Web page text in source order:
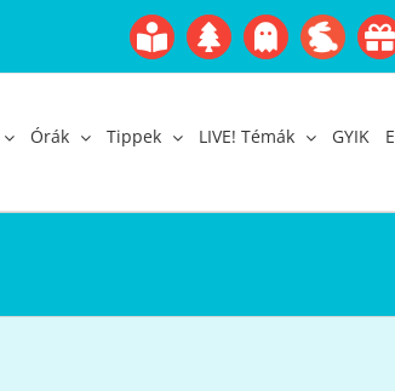
Boofairy
Gyerekangol
Advent Easter
Órák Tippek LIVE! Témák GYIK